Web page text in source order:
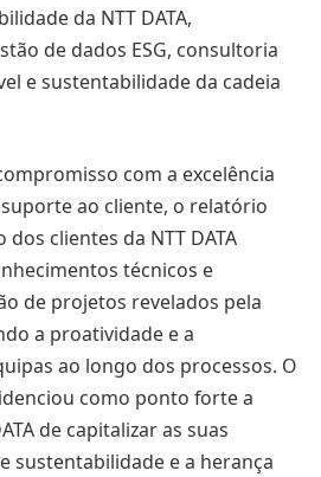
da NTT DATA,
de dados ESG, consultoria
e sustentabilidade da cadeia
com a excelência
ao cliente, o relatório
clientes da NTT DATA
técnicos e
de projetos revelados pela
a proatividade e a
ao longo dos processos. O
como ponto forte a
de capitalizar as suas
sustentabilidade e a herança